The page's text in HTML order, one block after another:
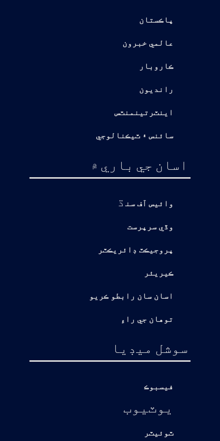
پاڪستان
عالمي خبرون
ڪاروبار
رانديون
اينٽرتينمنٽس
سائنس ۽ ٽيڪنالوجي
اسان جي باري ۾
وائيس آف سن ڌ
وڏي سرپرست
پروجيڪٽ ڊائريڪٽر
ڪيريئر
اسان سان رابطو ڪريو
توهان جي راءِ
سوشل ميڊيا
فيسبوڪ
يوٽيوب
ٽوئيٽر